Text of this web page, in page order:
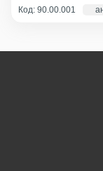
Код: 90.00.001